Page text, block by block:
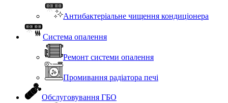
Антибактеріальне чищення кондиціонера
Система опалення
Ремонт системи опалення
Промивання радіатора печі
Обслуговування ГБО